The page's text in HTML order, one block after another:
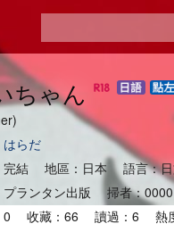
ちゃん
はらだ
完結 地區：日本 語言：
プランタン出版 掃者：
0 收藏：66 讀過：6 熱